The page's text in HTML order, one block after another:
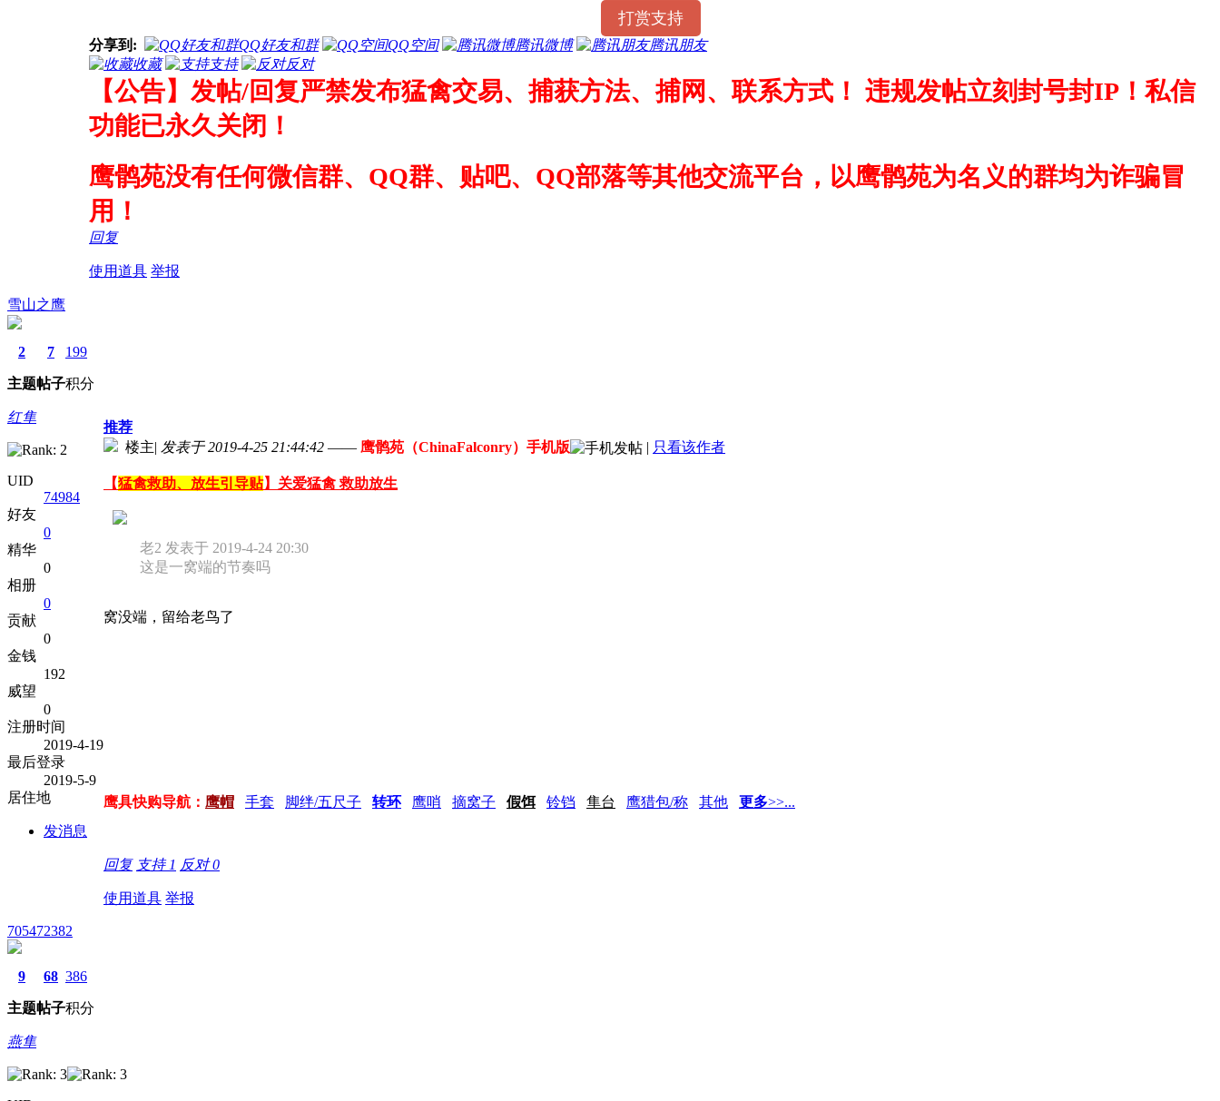
打赏支持
分享到: QQ好友和群 QQ空间 腾讯微博
腾讯朋友
收藏
支持 反对
【公告】发帖/回复严禁发布猛禽交易、捕获方法、捕网、联系方式！ 违规发帖立刻封号封IP！私信
功能已永久关闭！
鹰鹘苑没有任何微信群、QQ群、贴吧、QQ部落等其他交流平台，以鹰鹘苑为名义的群均为诈骗冒
用！
回复
使用道具 举报
雪山之鹰
2
主题
7
帖子
199
积分
红隼
UID
74984
好友
0
精华
0
相册
0
贡献
0
金钱
192
威望
0
注册时间
2019-4-19
最后登录
2019-5-9
居住地
发消息
推荐
楼主| 发表于 2019-4-25 21:44:42 —— 鹰鹘苑（ChinaFalconry）手机版 | 只看该作者
【猛禽救助、放生引导贴】关爱猛禽 救助放生
老2 发表于 2019-4-24 20:30
这是一窝端的节奏吗
窝没端，留给老鸟了
鹰具快购导航： 鹰帽 手套 脚绊/五尺子 转环 鹰哨 摘窝子 假饵 铃铛 隼台 鹰猎包/称 其他 更多>>...
回复 支持 1 反对0
使用道具 举报
705472382
9
主题
68
帖子
386
积分
燕隼